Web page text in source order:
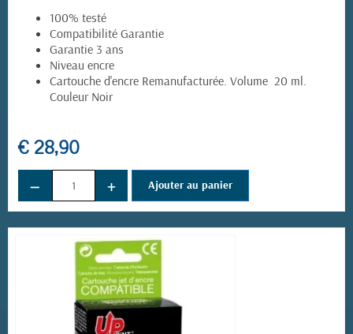
100% testé
Compatibilité Garantie
Garantie 3 ans
Niveau encre
Cartouche d'encre Remanufacturée. Volume 20 ml.
Couleur Noir
€ 28,90
− + Ajouter au panier